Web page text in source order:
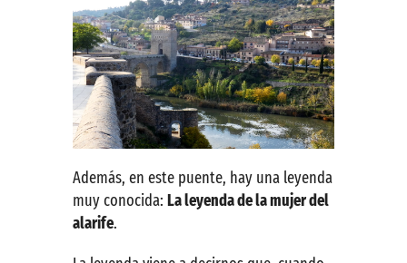
Además, en este puente, hay una leyenda
muy conocida: La leyenda de la mujer del
alarife.